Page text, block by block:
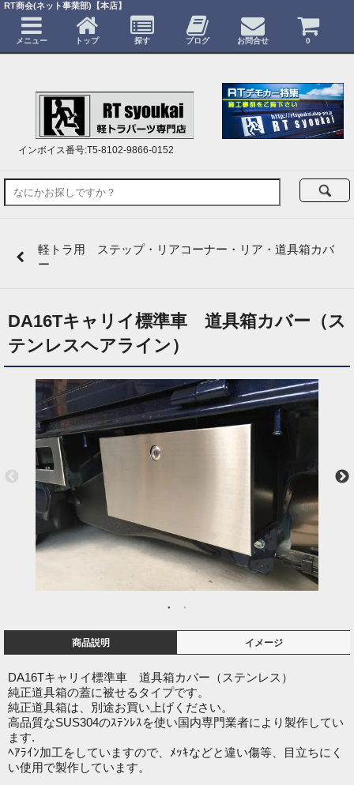
インボイス番号:T5-8102-9866-0152
軽トラ用 ステップ・リアコーナー・リア・道具箱カバ
ー
DA16Tキャリイ標準車 道具箱カバー（ス
テンレスヘアライン）
商品説明 イメージ
DA16Tキャリイ標準車 道具箱カバー（ステンレス）
純正道具箱の蓋に被せるタイプです。
純正道具箱は、別途お買い上げください。
高品質なSUS304のｽﾃﾝﾚｽを使い国内専門業者により製作してい
ます.
ﾍｱﾗｲﾝ加工をしていますので、ﾒｯｷなどと違い傷等、目立ちにく
い使用で製作しています。
RT商会(ネット事業部)【本店】
メニュー トップ 探す ブログ お問合せ 0